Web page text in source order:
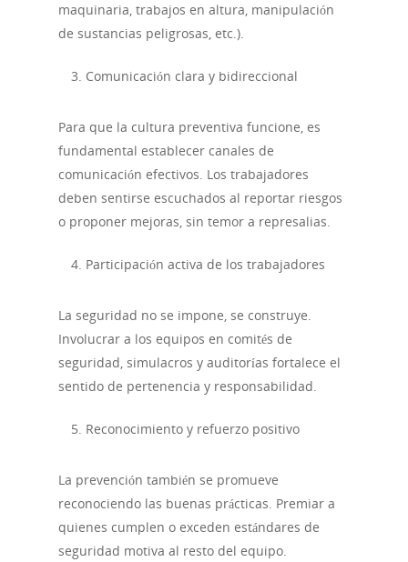
maquinaria, trabajos en altura, manipulación
de sustancias peligrosas, etc.).
Comunicación clara y bidireccional
Para que la cultura preventiva funcione, es
fundamental establecer canales de
comunicación efectivos. Los trabajadores
deben sentirse escuchados al reportar riesgos
o proponer mejoras, sin temor a represalias.
Participación activa de los trabajadores
La seguridad no se impone, se construye.
Involucrar a los equipos en comités de
seguridad, simulacros y auditorías fortalece el
sentido de pertenencia y responsabilidad.
Reconocimiento y refuerzo positivo
La prevención también se promueve
reconociendo las buenas prácticas. Premiar a
quienes cumplen o exceden estándares de
seguridad motiva al resto del equipo.